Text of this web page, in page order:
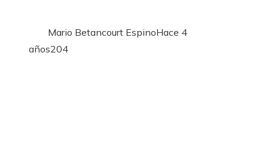
Mario Betancourt EspinoHace 4
años204